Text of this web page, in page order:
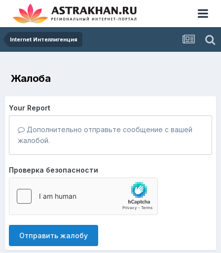
Internet Интеллигенция
Жалоба
Your Report
Дополнительно отправьте сообщение с вашей
жалобой.
Проверка безопасности
Отправить жалобу